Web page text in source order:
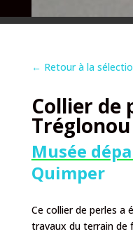
← Retour à la
Collier de
Tréglonou
Musée
Quimper
Ce collier de perles a
travaux du terrain de